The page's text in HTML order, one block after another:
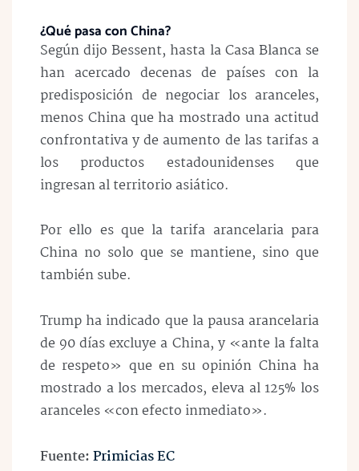
¿Qué pasa con China?
Según dijo Bessent, hasta la Casa Blanca se
han acercado decenas de países con la
predisposición de negociar los aranceles,
menos China que ha mostrado una actitud
confrontativa y de aumento de las tarifas a
los productos estadounidenses que
ingresan al territorio asiático.
Por ello es que la tarifa arancelaria para
China no solo que se mantiene, sino que
también sube.
Trump ha indicado que la pausa arancelaria
de 90 días excluye a China, y «ante la falta
de respeto» que en su opinión China ha
mostrado a los mercados, eleva al 125% los
aranceles «con efecto inmediato».
Fuente:Primicias EC